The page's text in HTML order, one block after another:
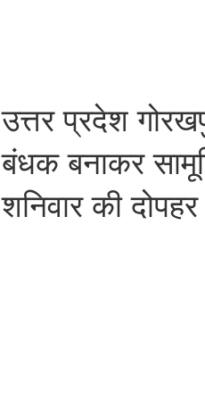
उत्तर प्रदेश
बंधक बनाकर
शनिवार की